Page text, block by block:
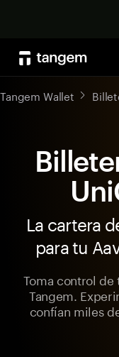
Tangem Wallet
La cartera
para tu
Toma control de
Tangem.
confían miles